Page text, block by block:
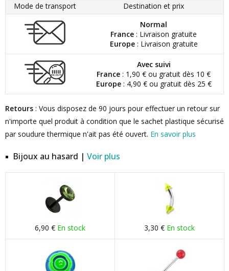
Mode de transport
Destination et prix
Normal
France : Livraison gratuite
Europe: Livraison gratuite
Avec suivi
France : 1,90 € ou gratuit dès 10 €
Europe: 4,90 € ou gratuit dès 25 €
Retours : Vous disposez de 90 jours pour effectuer un retour sur
n'importe quel produit à condition que le sachet plastique sécurisé
par soudure thermique n'ait pas été ouvert. En savoir plus
Bijoux au hasard | Voir plus
6,90 € En stock 3,30 € En stock